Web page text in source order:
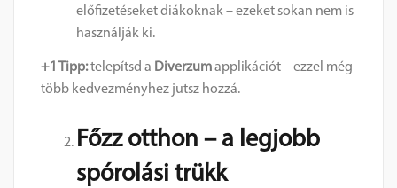
előfizetéseket diákoknak – ezeket sokan nem is
használják ki.
+1 Tipp:telepítsd a Diverzumapplikációt – ezzel még
több kedvezményhez jutsz hozzá.
Főzz otthon – a legjobb
spórolási trükk